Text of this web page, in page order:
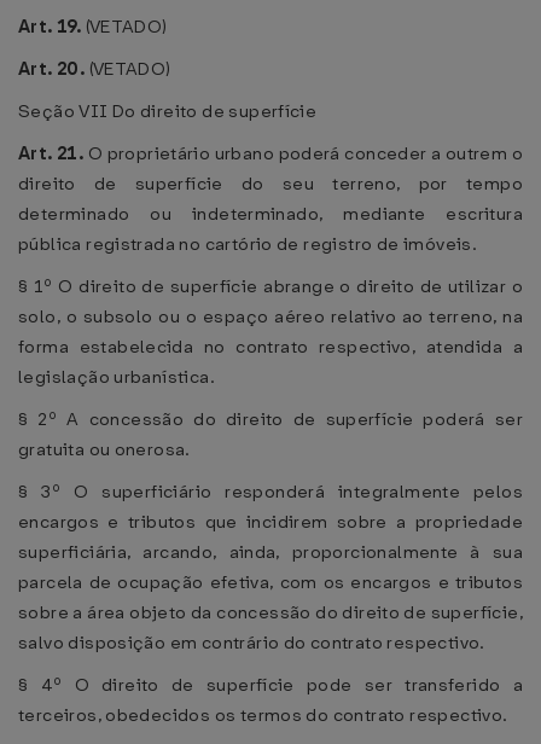
Art. 19. (VETADO)
Art. 20. (VETADO)
Seção VII Do direito de superfície
Art. 21. O proprietário urbano poderá conceder a outrem o
direito de superfície do seu terreno, por tempo
determinado ou indeterminado, mediante escritura
pública registrada no cartório de registro de imóveis.
§ 1º O direito de superfície abrange o direito de utilizar o
solo, o subsolo ou o espaço aéreo relativo ao terreno, na
forma estabelecida no contrato respectivo, atendida a
legislação urbanística.
§ 2º A concessão do direito de superfície poderá ser
gratuita ou onerosa.
§ 3º O superficiário responderá integralmente pelos
encargos e tributos que incidirem sobre a propriedade
superficiária, arcando, ainda, proporcionalmente à sua
parcela de ocupação efetiva, com os encargos e tributos
sobre a área objeto da concessão do direito de superfície,
salvo disposição em contrário do contrato respectivo.
§ 4º O direito de superfície pode ser transferido a
terceiros, obedecidos os termos do contrato respectivo.